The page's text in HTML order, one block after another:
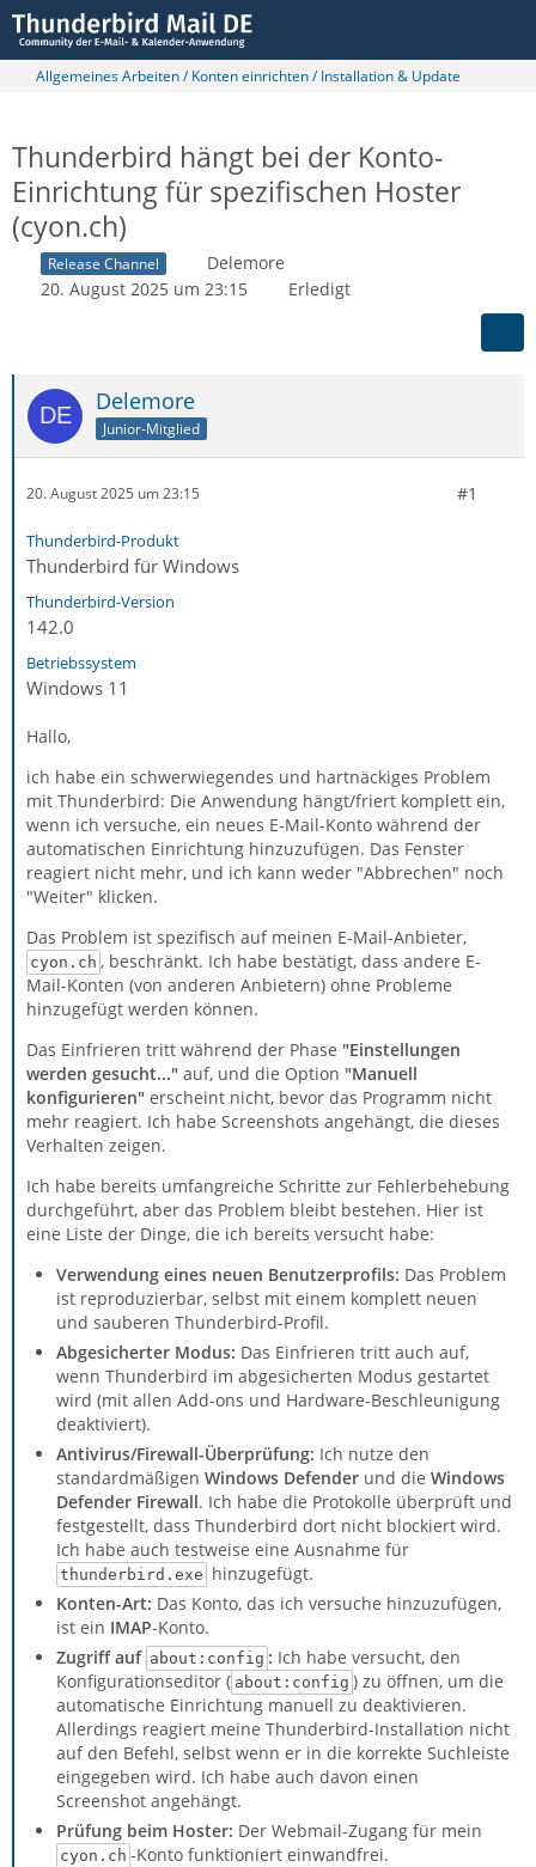
Allgemeines Arbeiten / Konten einrichten / Installation & Update
Thunderbird hängt bei der Konto-
Einrichtung für spezifischen Hoster
(cyon.ch)
Release Channel
Delemore
20. August 2025 um 23:15
Erledigt
Delemore
Junior-Mitglied
20. August 2025 um 23:15 #1
Thunderbird-Produkt
Thunderbird für Windows
Thunderbird-Version
142.0
Betriebssystem
Windows 11
Hallo,
ich habe ein schwerwiegendes und hartnäckiges Problem
mit Thunderbird: Die Anwendung hängt/friert komplett ein,
wenn ich versuche, ein neues E-Mail-Konto während der
automatischen Einrichtung hinzuzufügen. Das Fenster
reagiert nicht mehr, und ich kann weder "Abbrechen" noch
"Weiter" klicken.
Das Problem ist spezifisch auf meinen E-Mail-Anbieter,
cyon.ch , beschränkt. Ich habe bestätigt, dass andere E-
Mail-Konten (von anderen Anbietern) ohne Probleme
hinzugefügt werden können.
Das Einfrieren tritt während der Phase "Einstellungen
werden gesucht..." auf, und die Option "Manuell
konfigurieren" erscheint nicht, bevor das Programm nicht
mehr reagiert. Ich habe Screenshots angehängt, die dieses
Verhalten zeigen.
Ich habe bereits umfangreiche Schritte zur Fehlerbehebung
durchgeführt, aber das Problem bleibt bestehen. Hier ist
eine Liste der Dinge, die ich bereits versucht habe:
Verwendung eines neuen Benutzerprofils: Das Problem
ist reproduzierbar, selbst mit einem komplett neuen
und sauberen Thunderbird-Profil.
Abgesicherter Modus: Das Einfrieren tritt auch auf,
wenn Thunderbird im abgesicherten Modus gestartet
wird (mit allen Add-ons und Hardware-Beschleunigung
deaktiviert).
Antivirus/Firewall-Überprüfung: Ich nutze den
standardmäßigen Windows Defender und die Windows
Defender Firewall. Ich habe die Protokolle überprüft und
festgestellt, dass Thunderbird dort nicht blockiert wird.
Ich habe auch testweise eine Ausnahme für
thunderbird.exe hinzugefügt.
Konten-Art: Das Konto, das ich versuche hinzuzufügen,
ist ein IMAP-Konto.
Zugriff auf about:config : Ich habe versucht, den
Konfigurationseditor ( about:config ) zu öffnen, um die
automatische Einrichtung manuell zu deaktivieren.
Allerdings reagiert meine Thunderbird-Installation nicht
auf den Befehl, selbst wenn er in die korrekte Suchleiste
eingegeben wird. Ich habe auch davon einen
Screenshot angehängt.
Prüfung beim Hoster: Der Webmail-Zugang für mein
cyon.ch -Konto funktioniert einwandfrei.